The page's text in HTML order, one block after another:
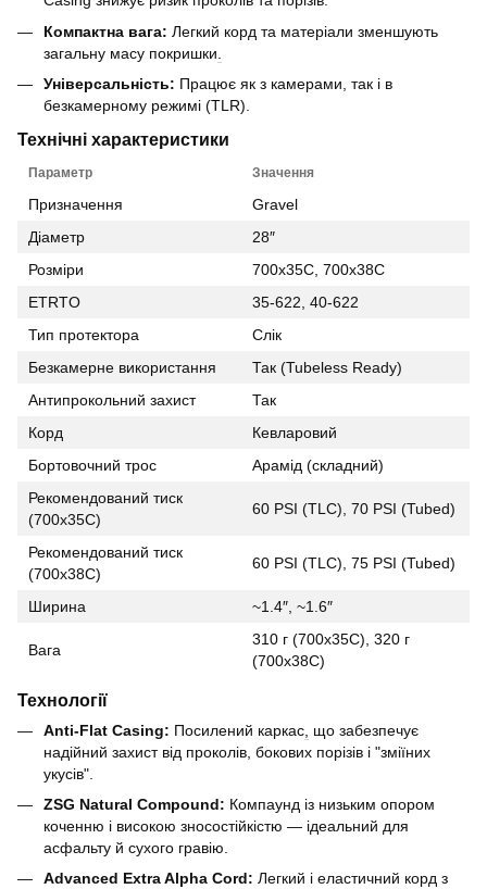
Компактна вага: Легкий корд та матеріали зменшують
загальну масу покришки
Універсальність: Працює як з камерами, так і в
безкамерному режимі (TLR).
Технічні характеристики
Параметр Значення
Призначення
Gravel
Діаметр
28″
Розміри
700x35C, 700x38C
ETRTO
35-622, 40-622
Тип протектора
Слік
Безкамерне використання
Так (Tubeless Ready)
Антипрокольний захист
Так
Корд
Кевларовий
Бортовочний трос
Арамід (складний)
Рекомендований тиск
(700x35C)
60 PSI (TLC), 70 PSI (Tubed)
Рекомендований тиск
(700x38C)
60 PSI (TLC), 75 PSI (Tubed)
Ширина ~1.4″, ~1.6″
Вага
310 г (700x35C), 320 г
(700x38C)
Технології
Anti-Flat Casing: Посилений каркас що забезпечує
надійний захист від проколів, бокових порізів і "зміїних
укусів".
ZSG Natural Compound: Компаунд із низьким опором
коченню і високою зносостійкістю — ідеальний для
асфальту й сухого гравію.
Advanced Extra Alpha Cord: Легкий і еластичний корд з